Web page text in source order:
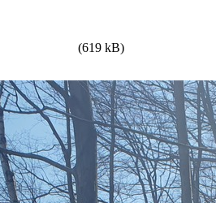
(619 kB)